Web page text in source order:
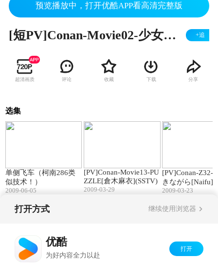
预览播放中，打开优酷APP看高清完整版
[短PV]Conan-Movie02-少女の頃に戻ったみたいに[ZARD] +追
超清画质 评论 收藏 下载 分享
选集
单侧飞车（柯南286类
似技术！）
2009-06-05
[PV]Conan-Movie13-PU
ZZLE[倉木麻衣](SSTV)
2009-03-29
[PV]Conan-Z32-
きながら[Naifu]
2009-03-23
打开方式 继续使用浏览器
优酷
为好内容全力以赴
打开